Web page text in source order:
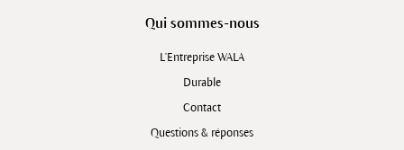
Qui sommes-nous
L'Entreprise WALA
Durable
Contact
Questions & réponses